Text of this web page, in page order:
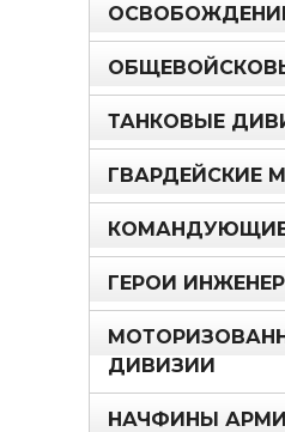
ТАНКОВЫЕ
ГВАРДЕЙСКИЕ
ГЕРОИ
ДИВИЗИИ
НАЧФИНЫ